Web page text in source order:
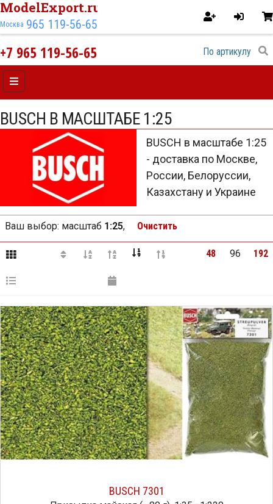
ModelExport.ru
Москва 965 119-56-65
+7 965 119-56-65
BUSCH В МАСШТАБЕ 1:25
BUSCH в масштабе 1:25
- доставка по Москве,
России, Белоруссии,
Казахстану и Украине
Ваш выбор: масштаб 1:25, Очистить
48 96 192
BUSCH 7301